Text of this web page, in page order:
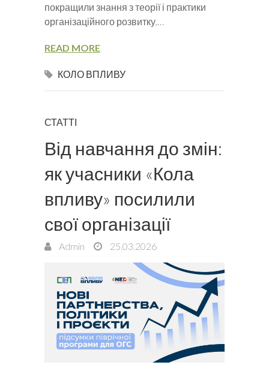
покращили знання з теорії і практики
організаційного розвитку,…
READ MORE
КОЛО ВПЛИВУ
СТАТТІ
Від навчання до змін:
як учасники «Кола
впливу» посилили
свої організації
Admin 25.03.2026